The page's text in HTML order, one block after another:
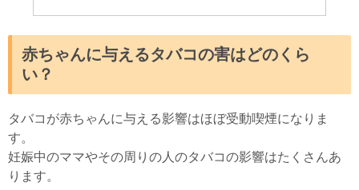
赤ちゃんに与えるタバコの害はどのくら
い？
タバコが赤ちゃんに与える影響はほぼ受動喫煙になりま
す。
妊娠中のママやその周りの人のタバコの影響はたくさんあ
ります。